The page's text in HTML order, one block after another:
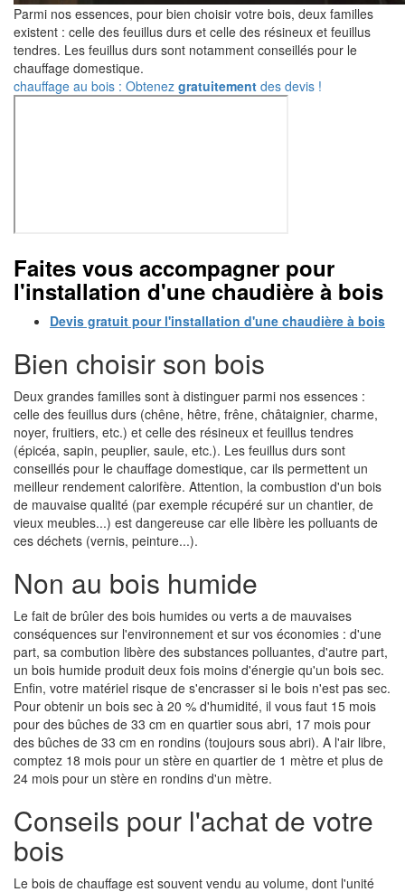
Parmi nos essences, pour bien choisir votre bois, deux familles
existent : celle des feuillus durs et celle des résineux et feuillus
tendres. Les feuillus durs sont notamment conseillés pour le
chauffage domestique.
chauffage au bois : Obtenez gratuitement des devis !
Faites vous accompagner pour
l'installation d'une chaudière à bois
Devis gratuit pour l'installation d'une chaudière à bois
Bien choisir son bois
Deux grandes familles sont à distinguer parmi nos essences :
celle des feuillus durs (chêne, hêtre, frêne, châtaignier, charme,
noyer, fruitiers, etc.) et celle des résineux et feuillus tendres
(épicéa, sapin, peuplier, saule, etc.). Les feuillus durs sont
conseillés pour le chauffage domestique, car ils permettent un
meilleur rendement calorifère. Attention, la combustion d'un bois
de mauvaise qualité (par exemple récupéré sur un chantier, de
vieux meubles...) est dangereuse car elle libère les polluants de
ces déchets (vernis, peinture...).
Non au bois humide
Le fait de brûler des bois humides ou verts a de mauvaises
conséquences sur l'environnement et sur vos économies : d'une
part, sa combution libère des substances polluantes, d'autre part,
un bois humide produit deux fois moins d'énergie qu'un bois sec.
Enfin, votre matériel risque de s'encrasser si le bois n'est pas sec.
Pour obtenir un bois sec à 20 % d'humidité, il vous faut 15 mois
pour des bûches de 33 cm en quartier sous abri, 17 mois pour
des bûches de 33 cm en rondins (toujours sous abri). A l'air libre,
comptez 18 mois pour un stère en quartier de 1 mètre et plus de
24 mois pour un stère en rondins d'un mètre.
Conseils pour l'achat de votre
bois
Le bois de chauffage est souvent vendu au volume, dont l'unité